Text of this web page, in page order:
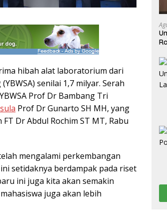
hibah alat laboratorium dari
senilai 1,7 milyar. Serah
Prof Dr Bambang Tri
Prof Dr Gunarto SH MH, yang
Dr Abdul Rochim ST MT, Rabu
mengalami perkembangan
setidaknya berdampak pada riset
ini juga kita akan semakin
juga akan lebih